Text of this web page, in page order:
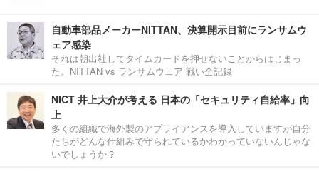
自動車部品メーカーNITTAN、決算開示目前にランサムウ
ェア感染
それは朝出社してタイムカードを押せないことからはじまっ
た。NITTAN vs ランサムウェア 戦い全記録
NICT 井上大介が考える 日本の「セキュリティ自給率」向
上
多くの組織で海外製のアプライアンスを導入していますが自分
たちがどんな仕組みで守られているかわかっていないんじゃな
いでしょうか？